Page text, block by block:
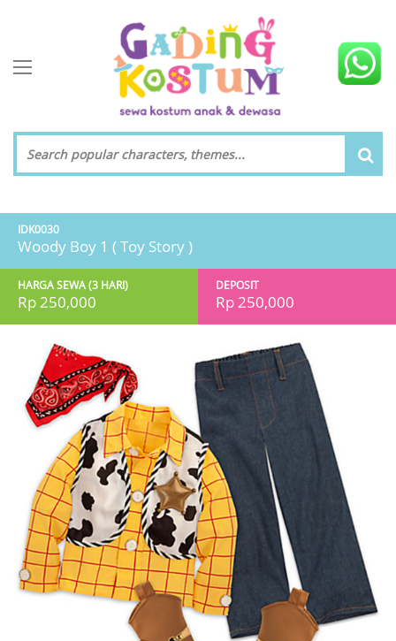
toggle navigation
IDK0030
Woody Boy 1 ( Toy Story )
HARGA SEWA (3 HARI)
Rp 250,000
DEPOSIT
Rp 250,000